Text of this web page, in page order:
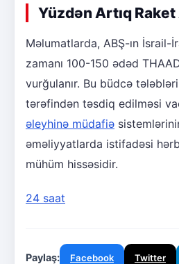
Yüzdən Artıq Raket
Məlumatlarda, ABŞ-ın İsrail-
zamanı 100-150 ədəd
vurğulanır. Bu büdcə
tərəfindən təsdiq edilməsi
əleyhinə müdafiə
əməliyyatlarda istifadəsi
mühüm hissəsidir.
24 saat
Paylaş: Facebook Twitter